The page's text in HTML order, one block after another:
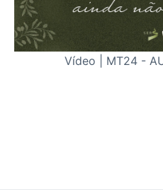
Vídeo | MT24 -